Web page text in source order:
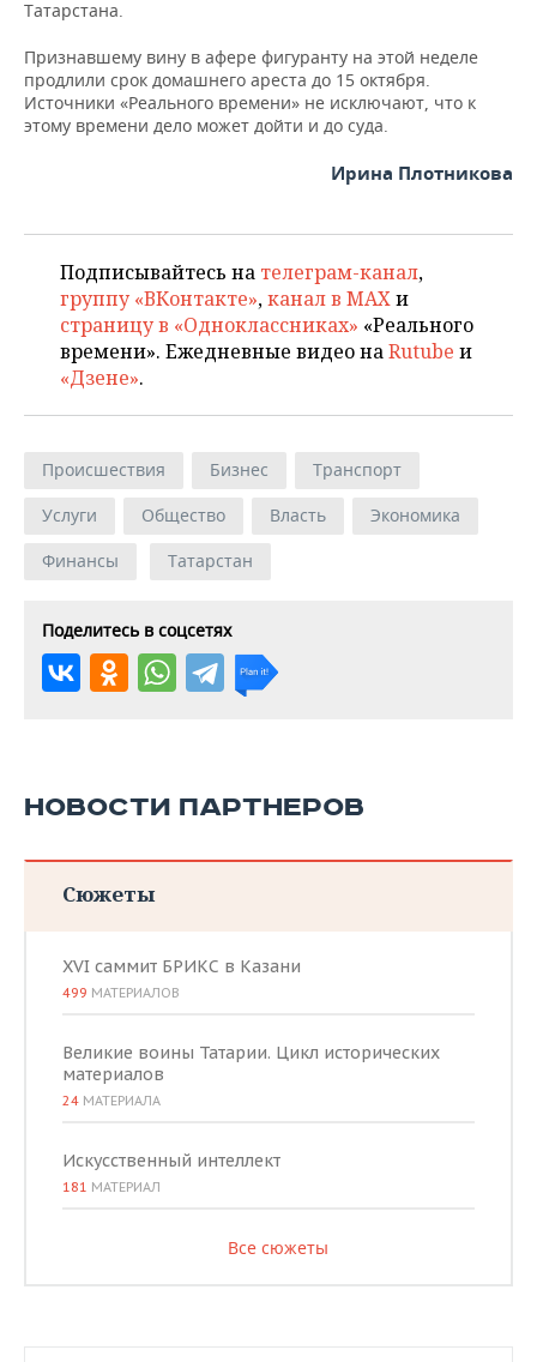
Татарстана.
Признавшему вину в афере фигуранту на этой неделе
продлили срок домашнего ареста до 15 октября.
Источники «Реального времени» не исключают, что к
этому времени дело может дойти и до суда.
Ирина Плотникова
Подписывайтесь на телеграм-канал,
группу «ВКонтакте»,канал в MAXи
страницу в «Одноклассниках» «Реального
времени». Ежедневные видео наRutube и
«Дзене».
Происшествия Бизнес
Транспорт
Услуги
Общество Власть
Экономика
Финансы
Татарстан
Поделитесь в соцсетях
НОВОСТИ ПАРТНЕРОВ
Сюжеты
XVI саммит БРИКС в Казани
499 МАТЕРИАЛОВ
Великие воины Татарии. Цикл исторических
материалов
24 МАТЕРИАЛА
Искусственный интеллект
181 МАТЕРИАЛ
Все сюжеты